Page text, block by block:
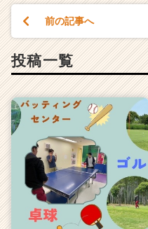
前の記事へ
投稿一覧